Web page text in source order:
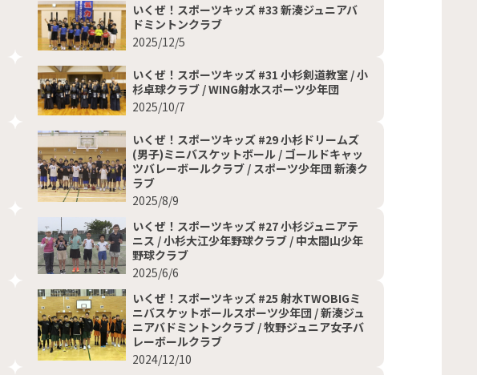
いくぜ！スポーツキッズ #33 新湊ジュニアバ
ドミントンクラブ
2025/12/5
いくぜ！スポーツキッズ #31 小杉剣道教室 / 小
杉卓球クラブ / WING射水スポーツ少年団
2025/10/7
いくぜ！スポーツキッズ #29 小杉ドリームズ
(男子)ミニバスケットボール / ゴールドキャッ
ツバレーボールクラブ / スポーツ少年団 新湊ク
ラブ
2025/8/9
いくぜ！スポーツキッズ #27 小杉ジュニアテ
ニス / 小杉大江少年野球クラブ / 中太閤山少年
野球クラブ
2025/6/6
いくぜ！スポーツキッズ #25 射水TWOBIGミ
ニバスケットボールスポーツ少年団 / 新湊ジュ
ニアバドミントンクラブ / 牧野ジュニア女子バ
レーボールクラブ
2024/12/10